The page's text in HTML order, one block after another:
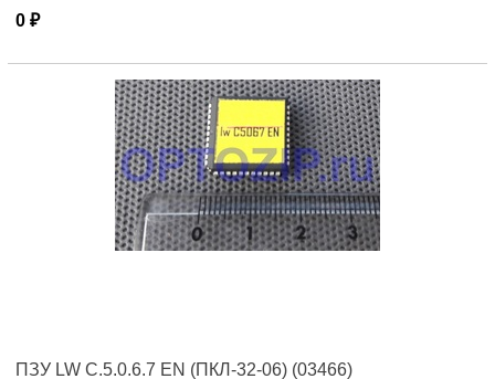
0 ₽
ПЗУ LW C.5.0.6.7 EN (ПКЛ-32-06) (03466)